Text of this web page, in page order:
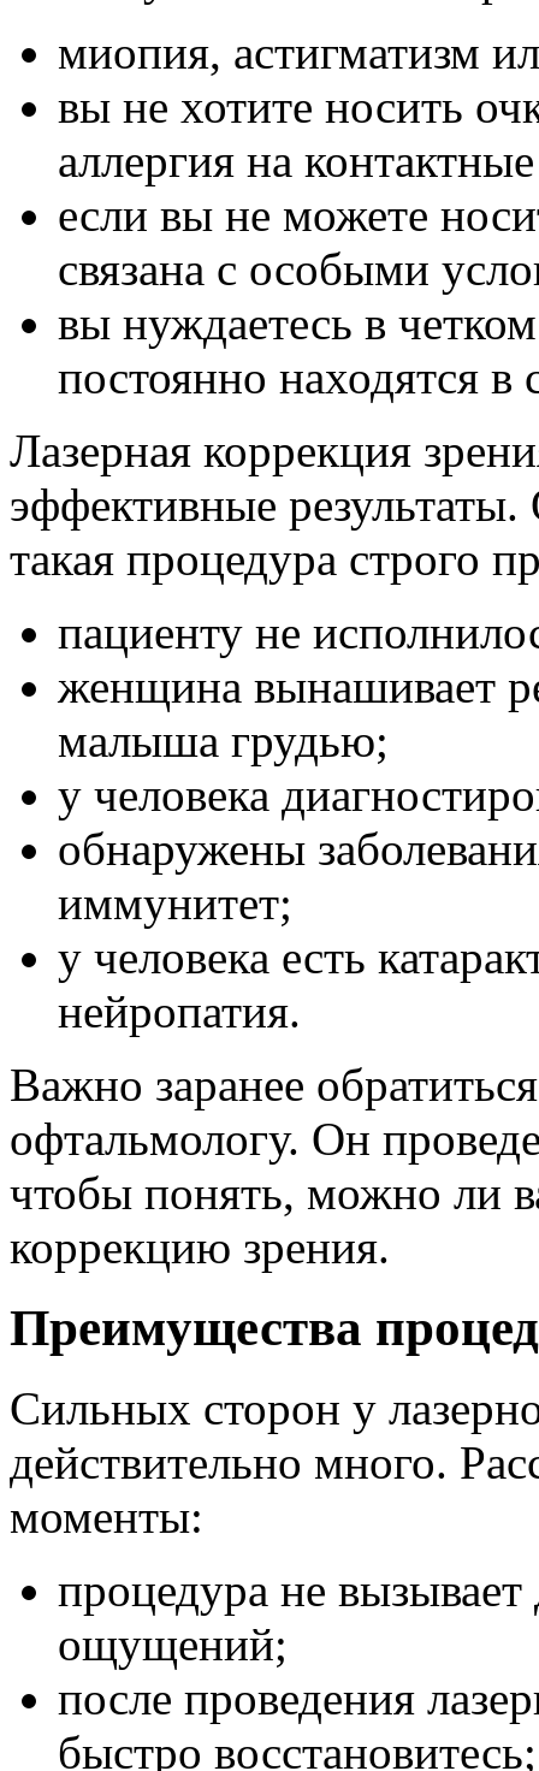
миопия, астигматизм
вы не хотите носить
аллергия на
если вы не можете
связана с особыми
вы нуждаетесь в
постоянно находятся
Лазерная коррекция
эффективные
такая процедура строго
пациенту не
женщина вынашивает
малыша грудью;
у человека
обнаружены
иммунитет;
у человека есть
нейропатия.
Важно заранее
офтальмологу. Он
чтобы понять, можно ли
коррекцию зрения.
Преимущества
Сильных сторон у
действительно много.
моменты:
процедура не
ощущений;
после проведения
быстро восстановитесь;